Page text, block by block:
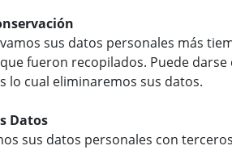
sus datos personales más
fueron recopilados. Puede
lo cual eliminaremos sus datos.
Datos
sus datos personales con